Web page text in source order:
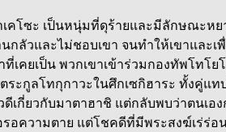
คโซะ เป็นหนุ่มที่ดุร้ายและมีลักษณะห
กลัวและไม่ชอบเขา จนทำให้เขาและ
คยเป็น พวกเขาเข้าร่วมกองทัพโทโย
ะกูลโทกุกาวะในศึกเซกิฮาระ ทั้งคู่แ
เกี่ยวกับมาตาฮาชิ แต่กลับพบว่าตนเอ
อความตาย แต่โชคดีที่มีพระสงฆ์เร่ร่อ